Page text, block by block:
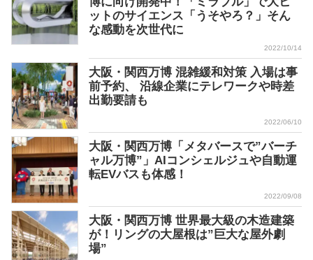
ットのサイエンス「うそやろ？」そん
な感動を次世代に
2022/10/14
大阪・関西万博 混雑緩和対策 入場は事
前予約、 沿線企業にテレワークや時差
出勤要請も
2022/06/10
大阪・関西万博「メタバースで”バーチ
ャル万博”」AIコンシェルジュや自動運
転EVバスも体感！
2022/09/08
大阪・関西万博 世界最大級の木造建築
が！リングの大屋根は”巨大な屋外劇
場”